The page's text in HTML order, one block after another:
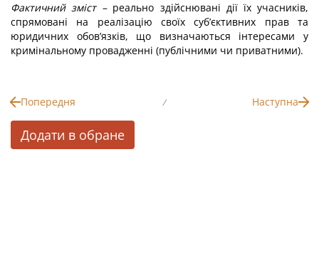
Фактичний зміст – реально здійснювані дії їх учасників,
спрямовані на реалізацію своїх суб’єктивних прав та
юридичних обов’язків, що визначаються інтересами у
кримінальному провадженні (публічними чи приватними).
Попередня / Наступна
Додати в обране